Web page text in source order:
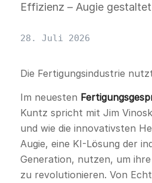
Effizienz – Augie
28. Juli 2026
Die Fertigungsindustrie
Im neuesten
Kuntz spricht mit Jim
und wie die innovativsten
Augie, eine KI-Lösung der
Generation, nutzen, um
zu revolutionieren. Von